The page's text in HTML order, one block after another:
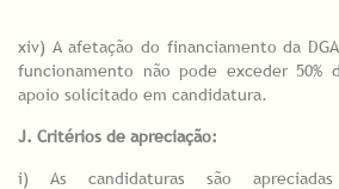
xiv) A afetação do financiamento da
funcionamento não pode exceder 50%
apoio solicitado em candidatura.
J. Critérios de apreciação:
i) As candidaturas são